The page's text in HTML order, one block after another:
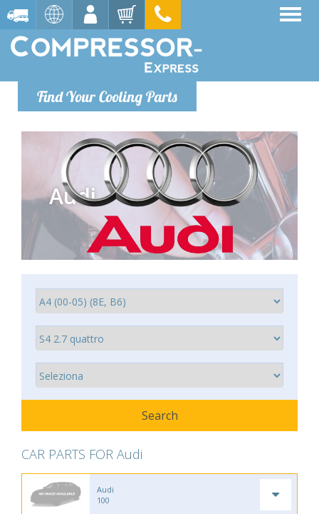
Find Your Cooling Parts
Audi
CAR PARTS FOR Audi
Audi
100